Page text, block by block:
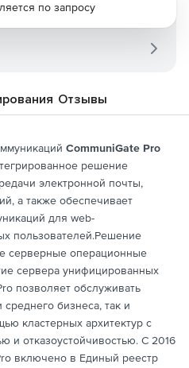
по запросу
Отзывы
CommuniGate Pro
решение
электронной почты,
а также обеспечивает
для web-
пользователей.Решение
серверные операционные
сервера унифицированных
позволяет обслуживать
бизнеса, так и
кластерных архитектур с
и отказоустойчивостью. С 2016
включено в Единый реестр